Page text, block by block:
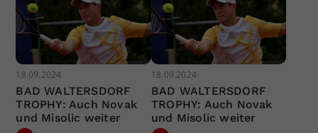
18.09.2024
BAD WALTERSDORF
TROPHY: Auch Novak
und Misolic weiter
18.09.2024
BAD WALTERSDORF
TROPHY: Auch Novak
und Misolic weiter